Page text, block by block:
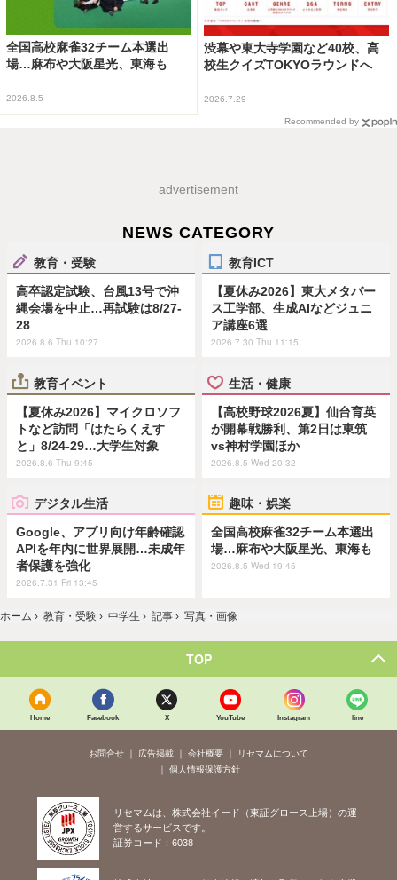
全国高校麻雀32チーム本選出
場…麻布や大阪星光、東海も
2026.8.5
渋幕や東大寺学園など40校、高
校生クイズTOKYOラウンドへ
2026.7.29
Recommended by
advertisement
NEWS CATEGORY
教育・受験
高卒認定試験、台風13号で沖
縄会場を中止…再試験は8/27-
28
2026.8.6 Thu 10:27
教育ICT
【夏休み2026】東大メタバー
ス工学部、生成AIなどジュニ
ア講座6選
2026.7.30 Thu 11:15
教育イベント
【夏休み2026】マイクロソフ
トなど訪問「はたらくえす
と」8/24-29…大学生対象
2026.8.6 Thu 9:45
生活・健康
【高校野球2026夏】仙台育英
が開幕戦勝利、第2日は東筑
vs神村学園ほか
2026.8.5 Wed 20:32
デジタル生活
Google、アプリ向け年齢確認
APIを年内に世界展開…未成年
者保護を強化
2026.7.31 Fri 13:45
趣味・娯楽
全国高校麻雀32チーム本選出
場…麻布や大阪星光、東海も
2026.8.5 Wed 19:45
ホーム › 教育・受験 › 中学生 › 記事 › 写真・画像
TOP
Home Facebook X YouTube Instagram line
お問合せ 広告掲載 会社概要
リセマムについて
個人情報保護方針
リセマムは、株式会社イード（東証グロース上場）の運
営するサービスです。
証券コード：6038